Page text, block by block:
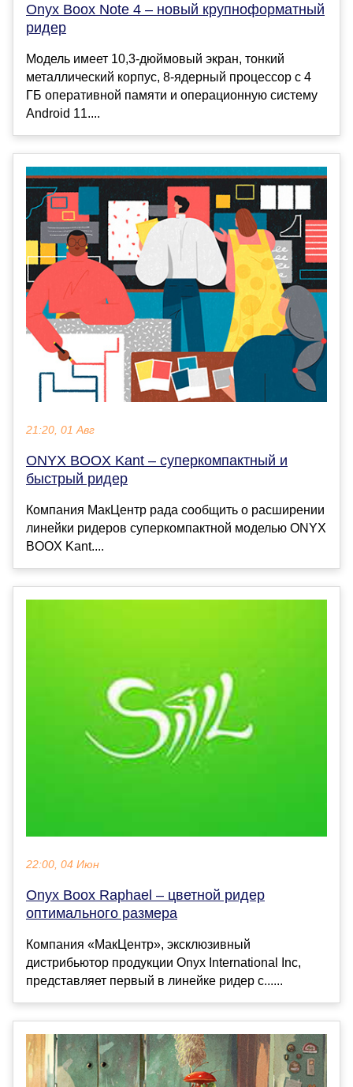
Onyx Boox Note 4 – новый крупноформатный
ридер
Модель имеет 10,3-дюймовый экран, тонкий
металлический корпус, 8-ядерный процессор с 4
ГБ оперативной памяти и операционную систему
Android 11....
21:20, 01 Авг
ONYX BOOX Kant – суперкомпактный и
быстрый ридер
Компания МакЦентр рада сообщить о расширении
линейки ридеров суперкомпактной моделью ONYX
BOOX Kant....
22:00, 04 Июн
Onyx Boox Raphael – цветной ридер
оптимального размера
Компания «МакЦентр», эксклюзивный
дистрибьютор продукции Onyx International Inc,
представляет первый в линейке ридер с......